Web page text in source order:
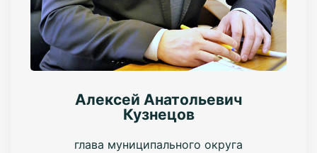
Алексей Анатольевич
Кузнецов
глава муниципального округа